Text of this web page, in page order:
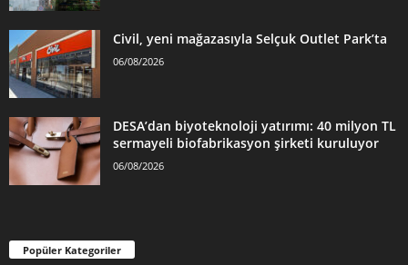
Civil, yeni mağazasıyla Selçuk Outlet Park’ta
06/08/2026
DESA’dan biyoteknoloji yatırımı: 40 milyon TL
sermayeli biofabrikasyon şirketi kuruluyor
06/08/2026
Popüler Kategoriler